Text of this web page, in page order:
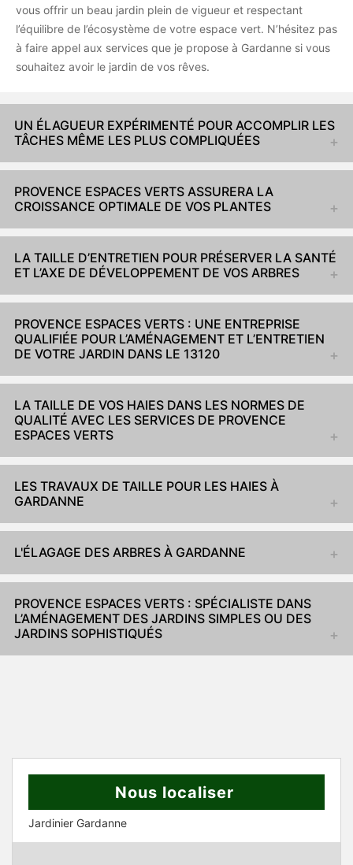
vous offrir un beau jardin plein de vigueur et respectant
l’équilibre de l’écosystème de votre espace vert. N’hésitez pas
à faire appel aux services que je propose à Gardanne si vous
souhaitez avoir le jardin de vos rêves.
UN ÉLAGUEUR EXPÉRIMENTÉ POUR ACCOMPLIR LES
TÂCHES MÊME LES PLUS COMPLIQUÉES
PROVENCE ESPACES VERTS ASSURERA LA
CROISSANCE OPTIMALE DE VOS PLANTES
LA TAILLE D’ENTRETIEN POUR PRÉSERVER LA SANTÉ
ET L’AXE DE DÉVELOPPEMENT DE VOS ARBRES
PROVENCE ESPACES VERTS : UNE ENTREPRISE
QUALIFIÉE POUR L’AMÉNAGEMENT ET L’ENTRETIEN
DE VOTRE JARDIN DANS LE 13120
LA TAILLE DE VOS HAIES DANS LES NORMES DE
QUALITÉ AVEC LES SERVICES DE PROVENCE
ESPACES VERTS
LES TRAVAUX DE TAILLE POUR LES HAIES À
GARDANNE
L'ÉLAGAGE DES ARBRES À GARDANNE
PROVENCE ESPACES VERTS : SPÉCIALISTE DANS
L’AMÉNAGEMENT DES JARDINS SIMPLES OU DES
JARDINS SOPHISTIQUÉS
Nous localiser
Jardinier Gardanne